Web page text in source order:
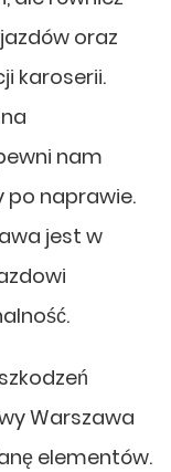
oraz
karoserii.
nam
po naprawie.
jest w
Warszawa
elementów.